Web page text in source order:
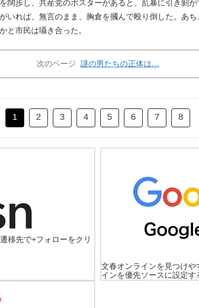
闊歩し、共産党のポスターがあると、乱暴に引き剝が
いれば、無言のまま、胸倉を摑んで殴り倒した。あち
と市民は囁き合った。
次のページ 謎の男たちの正体は…
1 2 3 4 5 6 7 8
遷移先で+フォローをクリ
文春オンラインを見つけや
インを優先ソースに設定す